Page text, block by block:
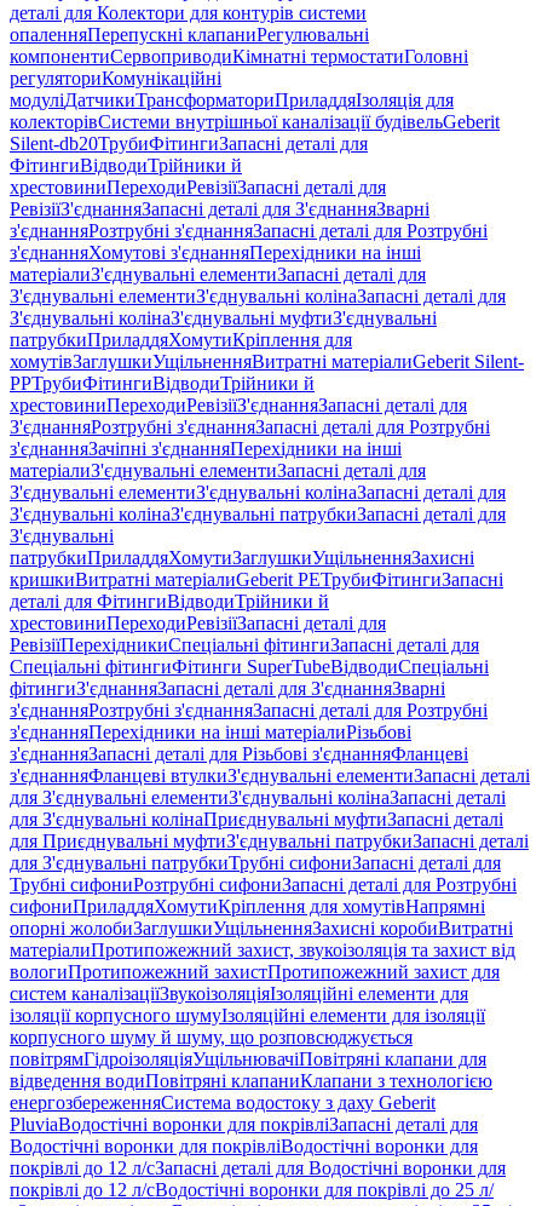
деталі для Колектори для контурів системи
опаленняПерепускні клапаниРегулювальні
компонентиСервоприводиКімнатні термостатиГоловні
регуляториКомунікаційні
модуліДатчикиТрансформаториПриладдяІзоляція для
колекторівСистеми внутрішньої каналізації будівельGeberit
Silent-db20ТрубиФітингиЗапасні деталі для
ФітингиВідводиТрійники й
хрестовиниПереходиРевізіїЗапасні деталі для
РевізіїЗ'єднанняЗапасні деталі для З'єднанняЗварні
з'єднанняРозтрубні з'єднанняЗапасні деталі для Розтрубні
з'єднанняХомутові з'єднанняПерехідники на інші
матеріалиЗ'єднувальні елементиЗапасні деталі для
З'єднувальні елементиЗ'єднувальні колінаЗапасні деталі для
З'єднувальні колінаЗ'єднувальні муфтиЗ'єднувальні
патрубкиПриладдяХомутиКріплення для
хомутівЗаглушкиУщільненняВитратні матеріалиGeberit Silent-
PPТрубиФітингиВідводиТрійники й
хрестовиниПереходиРевізіїЗ'єднанняЗапасні деталі для
З'єднанняРозтрубні з'єднанняЗапасні деталі для Розтрубні
з'єднанняЗачіпні з'єднанняПерехідники на інші
матеріалиЗ'єднувальні елементиЗапасні деталі для
З'єднувальні елементиЗ'єднувальні колінаЗапасні деталі для
З'єднувальні колінаЗ'єднувальні патрубкиЗапасні деталі для
З'єднувальні
патрубкиПриладдяХомутиЗаглушкиУщільненняЗахисні
кришкиВитратні матеріалиGeberit PEТрубиФітингиЗапасні
деталі для ФітингиВідводиТрійники й
хрестовиниПереходиРевізіїЗапасні деталі для
РевізіїПерехідникиСпеціальні фітингиЗапасні деталі для
Спеціальні фітингиФітинги SuperTubeВідводиСпеціальні
фітингиЗ'єднанняЗапасні деталі для З'єднанняЗварні
з'єднанняРозтрубні з'єднанняЗапасні деталі для Розтрубні
з'єднанняПерехідники на інші матеріалиРізьбові
з'єднанняЗапасні деталі для Різьбові з'єднанняФланцеві
з'єднанняФланцеві втулкиЗ'єднувальні елементиЗапасні деталі
для З'єднувальні елементиЗ'єднувальні колінаЗапасні деталі
для З'єднувальні колінаПриєднувальні муфтиЗапасні деталі
для Приєднувальні муфтиЗ'єднувальні патрубкиЗапасні деталі
для З'єднувальні патрубкиТрубні сифониЗапасні деталі для
Трубні сифониРозтрубні сифониЗапасні деталі для Розтрубні
сифониПриладдяХомутиКріплення для хомутівНапрямні
опорні жолобиЗаглушкиУщільненняЗахисні коробиВитратні
матеріалиПротипожежний захист, звукоізоляція та захист від
вологиПротипожежний захистПротипожежний захист для
систем каналізаціїЗвукоізоляціяІзоляційні елементи для
ізоляції корпусного шумуІзоляційні елементи для ізоляції
корпусного шуму й шуму, що розповсюджується
повітрямГідроізоляціяУщільнювачіПовітряні клапани для
відведення водиПовітряні клапаниКлапани з технологією
енергозбереженняСистема водостоку з даху Geberit
PluviaВодостічні воронки для покрівліЗапасні деталі для
Водостічні воронки для покрівліВодостічні воронки для
покрівлі до 12 л/сЗапасні деталі для Водостічні воронки для
покрівлі до 12 л/сВодостічні воронки для покрівлі до 25 л/